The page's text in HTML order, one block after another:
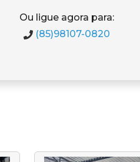
Ou ligue agora para:
(85)98107-0820